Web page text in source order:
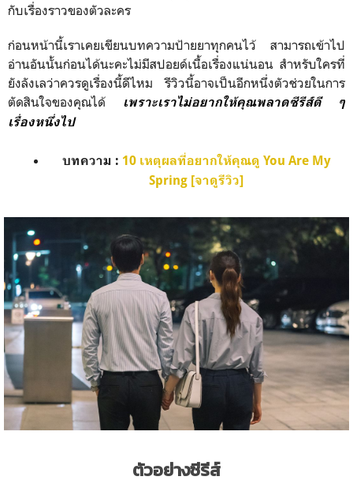
กับเรื่องราวของตัวละคร
ก่อนหน้านี้เราเคยเขียนบทความป้ายยาทุกคนไว้ สามารถเข้าไป
อ่านอันนั้นก่อนได้นะคะไม่มีสปอยด์เนื้อเรื่องแน่นอน สำหรับใครที่
ยังลังเลว่าควรดูเรื่องนี้ดีไหม รีวิวนี้อาจเป็นอีกหนึ่งตัวช่วยในการ
ตัดสินใจของคุณได้
เพราะเราไม่อยากให้คุณพลาดซีรีส์ดี ๆ
เรื่องหนึ่งไป
บทความ : 10 เหตุผลที่อยากให้คุณดู You Are My
Spring [จาดูรีวิว]
ตัวอย่างซีรีส์